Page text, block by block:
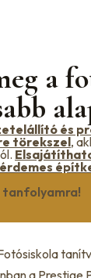
a
és
törekszel,
tanfolyamra!